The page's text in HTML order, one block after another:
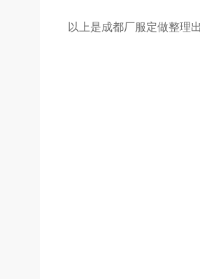
以上是成都厂服定做整理